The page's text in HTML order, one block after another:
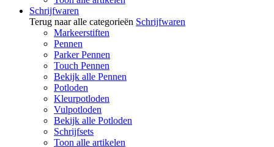
Schrijfwaren
Terug naar alle categorieën Schrijfwaren
Markeerstiften
Pennen
Parker Pennen
Touch Pennen
Bekijk alle Pennen
Potloden
Kleurpotloden
Vulpotloden
Bekijk alle Potloden
Schrijfsets
Toon alle artikelen